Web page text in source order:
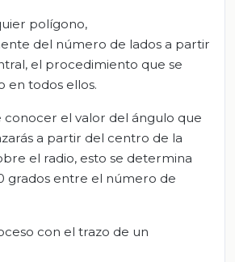
polígono,
del número de lados a partir
el procedimiento que se
en todos ellos.
el valor del ángulo que
a partir del centro de la
el radio, esto se determina
grados entre el número de
con el trazo de un